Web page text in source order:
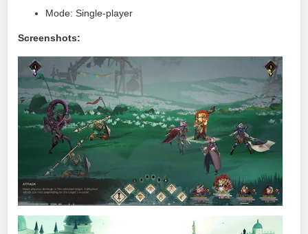
Mode: Single-player
Screenshots: